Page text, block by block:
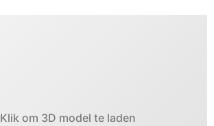
Klik om 3D model te laden